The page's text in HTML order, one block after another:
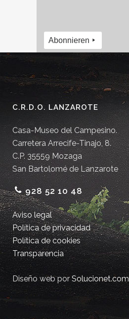
Abonnieren
C.R.D.O. LANZAROTE
Casa-Museo del Campesino.
Carretera Arrecife-Tinajo, 8.
C.P. 35559 Mozaga
San Bartolomé de Lanzarote
928 52 10 48
Aviso legal
Política de privacidad
Política de cookies
Transparencia
Diseño web porSolucionet.com